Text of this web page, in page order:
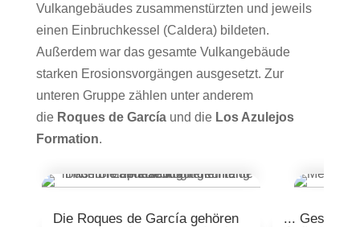
Vulkangebäudes zusammenstürzten und jeweils
einen Einbruchkessel (Caldera) bildeten.
Außerdem war das gesamte Vulkangebäude
starken Erosionsvorgängen ausgesetzt. Zur
unteren Gruppe zählen unter anderem
die Roques de García und die Los Azulejos
Formation.
Die Roques de García gehören
...